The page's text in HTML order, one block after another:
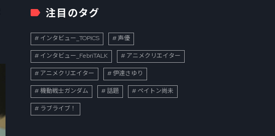
注目のタグ
インタビュー_TOPICS 声優
インタビュー_FebriTALK アニメクリエイター
アニメクリエイター 伊達さゆり
機動戦士ガンダム 話題 ペイトン尚未
ラブライブ！